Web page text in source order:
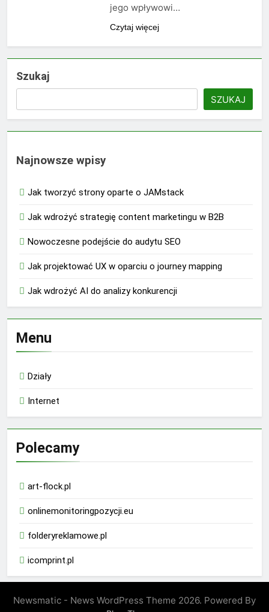
jego wpływowi…
Czytaj więcej
Szukaj
SZUKAJ
Najnowsze wpisy
Jak tworzyć strony oparte o JAMstack
Jak wdrożyć strategię content marketingu w B2B
Nowoczesne podejście do audytu SEO
Jak projektować UX w oparciu o journey mapping
Jak wdrożyć AI do analizy konkurencji
Menu
Działy
Internet
Polecamy
art-flock.pl
onlinemonitoringpozycji.eu
folderyreklamowe.pl
icomprint.pl
Newsmatic - News WordPress Theme 2026. Powered By